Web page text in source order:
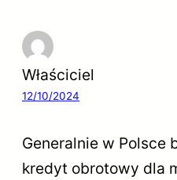
Właściciel
12/10/2024
Generalnie w Polsce
kredyt obrotowy dla